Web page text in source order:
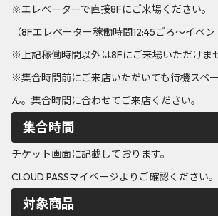
※エレベーターで直接8Fにご来場ください。
（8Fエレベーター稼働時間12:45ごろ～イベン
※上記稼働時間以外は8Fにご来場いただけま
※集合時間前にご来店いただいても待機スペ
ん。集合時間に合わせてご来店ください。
集合時間
チケット画面に記載しております。
CLOUD PASSマイページよりご確認ください。
対象商品